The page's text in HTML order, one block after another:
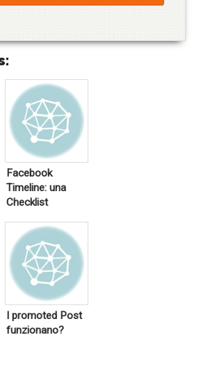
Facebook
Timeline: una
Checklist
I promoted Post
funzionano?